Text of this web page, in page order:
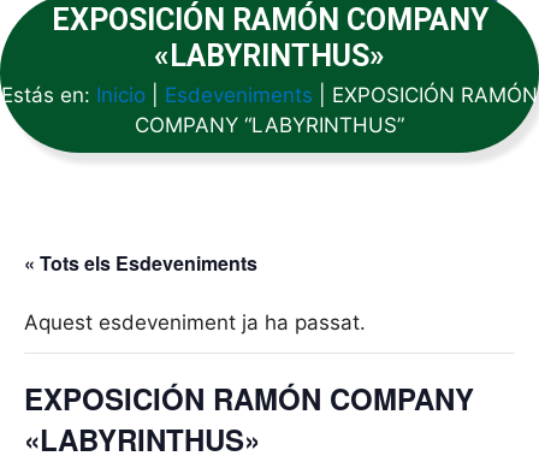
EXPOSICIÓN RAMÓN COMPANY
«LABYRINTHUS»
Estás en: Inicio Esdeveniments
EXPOSICIÓN RAMÓN
COMPANY “LABYRINTHUS”
« Tots els Esdeveniments
Aquest esdeveniment ja ha passat.
EXPOSICIÓN RAMÓN COMPANY
«LABYRINTHUS»